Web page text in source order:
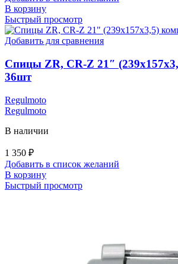
В корзину
Быстрый просмотр
Добавить для сравнения
Спицы ZR, CR-Z 21″
36шт
Regulmoto
Regulmoto
В наличии
1 350 ₽
Добавить в список желаний
В корзину
Быстрый просмотр